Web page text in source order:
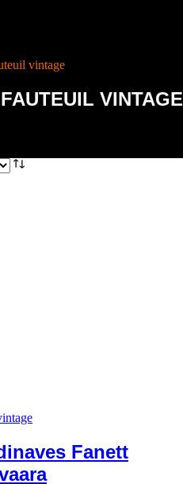
vintage
VINTAGE
Fanett